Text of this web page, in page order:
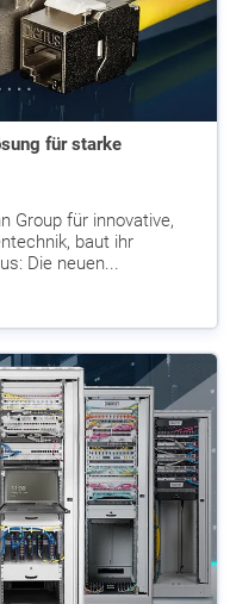
für starke
Group für innovative,
baut ihr
Die neuen...